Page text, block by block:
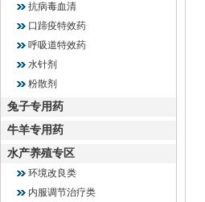
抗病毒血清
口蹄疫特效药
呼吸道特效药
水针剂
粉散剂
兔子专用药
牛羊专用药
水产养殖专区
环境改良类
内服调节治疗类